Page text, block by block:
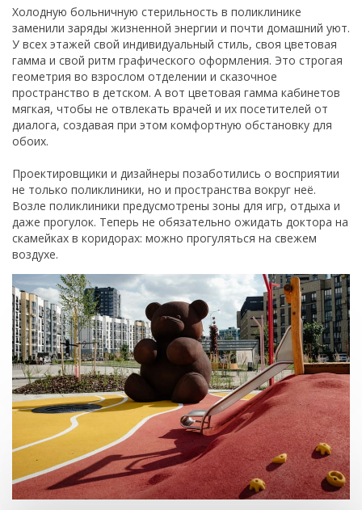
Холодную больничную стерильность в поликлинике
заменили заряды жизненной энергии и почти домашний уют.
У всех этажей свой индивидуальный стиль, своя цветовая
гамма и свой ритм графического оформления. Это строгая
геометрия во взрослом отделении и сказочное
пространство в детском. А вот цветовая гамма кабинетов
мягкая, чтобы не отвлекать врачей и их посетителей от
диалога, создавая при этом комфортную обстановку для
обоих.
Проектировщики и дизайнеры позаботились о восприятии
не только поликлиники, но и пространства вокруг неё.
Возле поликлиники предусмотрены зоны для игр, отдыха и
даже прогулок. Теперь не обязательно ожидать доктора на
скамейках в коридорах: можно прогуляться на свежем
воздухе.